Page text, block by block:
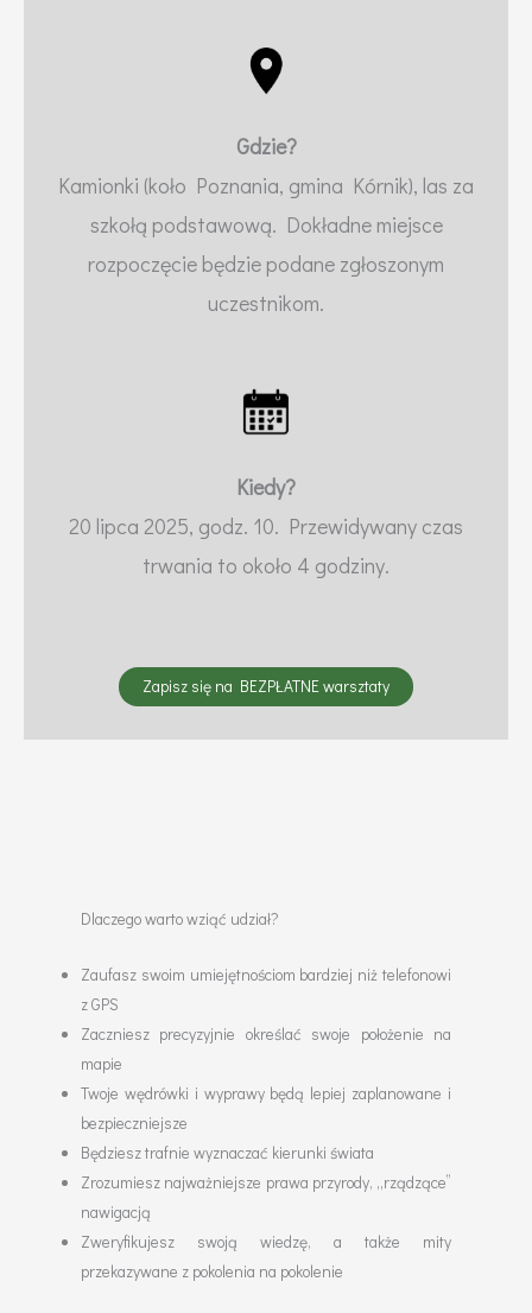
Gdzie?
Kamionki (koło Poznania, gmina Kórnik), las za
szkołą podstawową. Dokładne miejsce
rozpoczęcie będzie podane zgłoszonym
uczestnikom.
Kiedy?
20 lipca 2025, godz. 10. Przewidywany czas
trwania to około 4 godziny.
Zapisz się na BEZPŁATNE warsztaty
Dlaczego warto wziąć udział?
Zaufasz swoim umiejętnościom bardziej niż telefonowi
z GPS
Zaczniesz precyzyjnie określać swoje położenie na
mapie
Twoje wędrówki i wyprawy będą lepiej zaplanowane i
bezpieczniejsze
Będziesz trafnie wyznaczać kierunki świata
Zrozumiesz najważniejsze prawa przyrody, „rządzące”
nawigacją
Zweryfikujesz swoją wiedzę, a także mity
przekazywane z pokolenia na pokolenie